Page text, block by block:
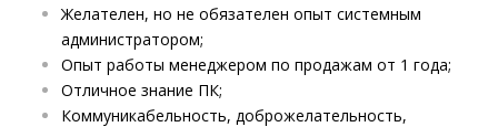
Желателен, но не обязателен опыт системным
администратором;
Опыт работы менеджером по продажам от 1 года;
Отличное знание ПК;
Коммуникабельность, доброжелательность,